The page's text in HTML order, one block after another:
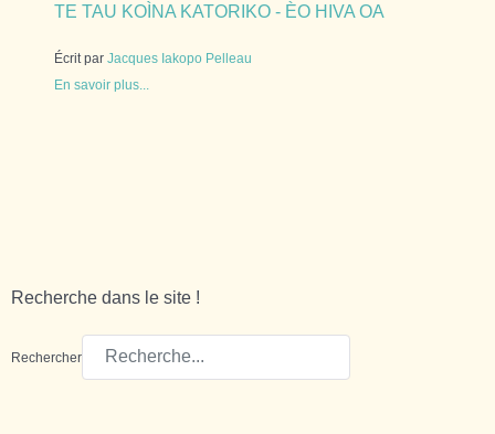
TE TAU KOÌNA KATORIKO - ÈO HIVA OA
Écrit par Jacques Iakopo Pelleau
En savoir plus...
Recherche dans le site !
Rechercher